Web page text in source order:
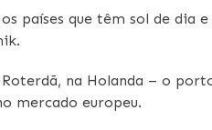
países que têm sol de dia e
na Holanda – o
mercado europeu.